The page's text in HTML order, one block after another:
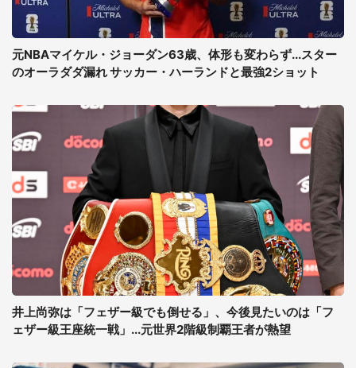
元NBAマイケル・ジョーダン63歳、体形も変わらず...スター
のオーラダダ漏れ サッカー・ハーランドと最強2ショット
井上尚弥は「フェザー級でも倒せる」、今後見たいのは「フ
ェザー級王座統一戦」...元世界2階級制覇王者が熱望